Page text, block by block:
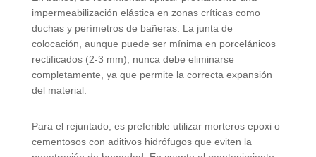
impermeabilización elástica en zonas críticas como
duchas y perímetros de bañeras. La junta de
colocación, aunque puede ser mínima en porcelánicos
rectificados (2-3 mm), nunca debe eliminarse
completamente, ya que permite la correcta expansión
del material.
Para el rejuntado, es preferible utilizar morteros epoxi o
cementosos con aditivos hidrófugos que eviten la